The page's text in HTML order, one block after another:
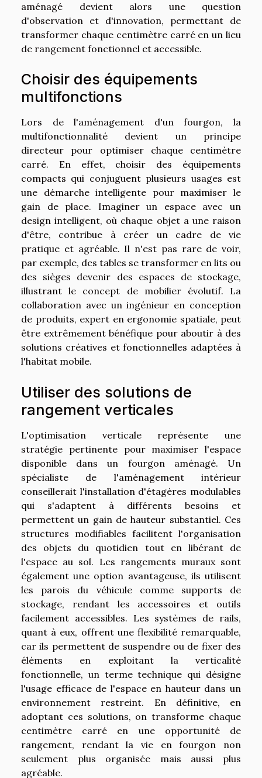
aménagé devient alors une question
d'observation et d'innovation, permettant de
transformer chaque centimètre carré en un lieu
de rangement fonctionnel et accessible.
Choisir des équipements
multifonctions
Lors de l'aménagement d'un fourgon, la
multifonctionnalité devient un principe
directeur pour optimiser chaque centimètre
carré. En effet, choisir des équipements
compacts qui conjuguent plusieurs usages est
une démarche intelligente pour maximiser le
gain de place. Imaginer un espace avec un
design intelligent, où chaque objet a une raison
d'être, contribue à créer un cadre de vie
pratique et agréable. Il n'est pas rare de voir,
par exemple, des tables se transformer en lits ou
des sièges devenir des espaces de stockage,
illustrant le concept de mobilier évolutif. La
collaboration avec un ingénieur en conception
de produits, expert en ergonomie spatiale, peut
être extrêmement bénéfique pour aboutir à des
solutions créatives et fonctionnelles adaptées à
l'habitat mobile.
Utiliser des solutions de
rangement verticales
L'optimisation verticale représente une
stratégie pertinente pour maximiser l'espace
disponible dans un fourgon aménagé. Un
spécialiste de l'aménagement intérieur
conseillerait l'installation d'étagères modulables
qui s'adaptent à différents besoins et
permettent un gain de hauteur substantiel. Ces
structures modifiables facilitent l'organisation
des objets du quotidien tout en libérant de
l'espace au sol. Les rangements muraux sont
également une option avantageuse, ils utilisent
les parois du véhicule comme supports de
stockage, rendant les accessoires et outils
facilement accessibles. Les systèmes de rails,
quant à eux, offrent une flexibilité remarquable,
car ils permettent de suspendre ou de fixer des
éléments en exploitant la verticalité
fonctionnelle, un terme technique qui désigne
l'usage efficace de l'espace en hauteur dans un
environnement restreint. En définitive, en
adoptant ces solutions, on transforme chaque
centimètre carré en une opportunité de
rangement, rendant la vie en fourgon non
seulement plus organisée mais aussi plus
agréable.